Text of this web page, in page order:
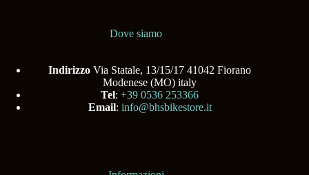
Dove siamo
Indirizzo Via Statale, 13/15/17 41042 Fiorano
Modenese (MO) italy
Tel:+39 0536 253366
Email: info@bhsbikestore.it